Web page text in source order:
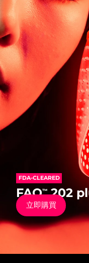
FAQ™202
抗老矽膠彩光面罩儀
立即購買
FDA-CLEARED
FAQ™202
立即購買
issa™ Teeth
FAQ™ Dual LED
熱門產品
特別優惠
Türkçe
發貨國家
美國
英國
法國
德國
加拿大